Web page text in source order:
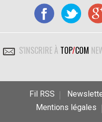
S'INSCRIRE À TOP/COM
Fil RSS
Mentions légales